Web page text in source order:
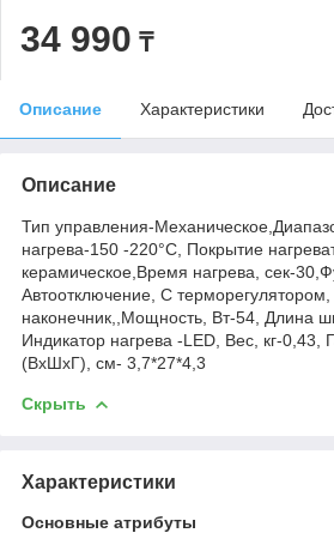
34 990 ₸
Описание Характеристики
Описание
Тип управления-
нагрева-150 -220°С, Покрытие
керамическое,Время нагрева, сек-
Автоотключение, С
наконечник,,Мощность, Вт-54, Длина
Индикатор нагрева -LED, Вес, кг-0,43,
(ВхШхГ), см- 3,7*27*4,3
Скрыть
Характеристики
Основные атрибуты